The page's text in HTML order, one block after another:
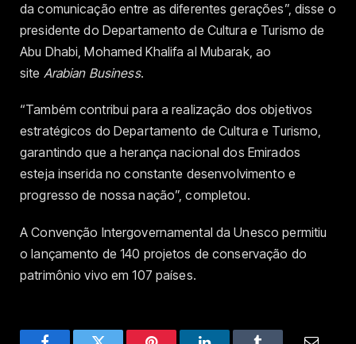
da comunicação entre as diferentes gerações”, disse o
presidente do Departamento de Cultura e Turismo de
Abu Dhabi, Mohamed Khalifa al Mubarak, ao
site Arabian Business.
“Também contribui para a realização dos objetivos
estratégicos do Departamento de Cultura e Turismo,
garantindo que a herança nacional dos Emirados
esteja inserida no constante desenvolvimento e
progresso de nossa nação”, completou.
A Convenção Intergovernamental da Unesco permitiu
o lançamento de 140 projetos de conservação do
patrimônio vivo em 107 países.